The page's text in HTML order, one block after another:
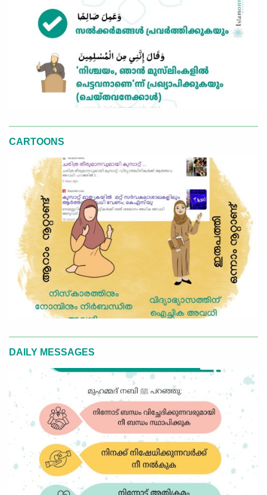
CARTOONS
DAILY MESSAGES